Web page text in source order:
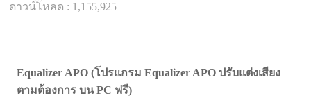
ดาวน์โหลด : 1,155,925
Equalizer APO (โปรแกรม Equalizer APO ปรับแต่งเสียง
ตามต้องการ บน PC ฟรี)